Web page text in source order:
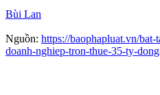
Bùi Lan
Nguồn: https://baophapluat.vn/
doanh-nghiep-tron-thue-35-ty-